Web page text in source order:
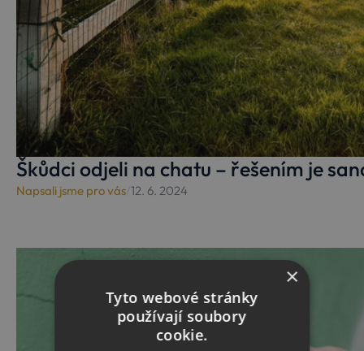
Škůdci odjeli na chatu – řešením je
Napsali jsme pro vás 12. 6. 2024
×
Tyto webové stránky
používají soubory
cookie.